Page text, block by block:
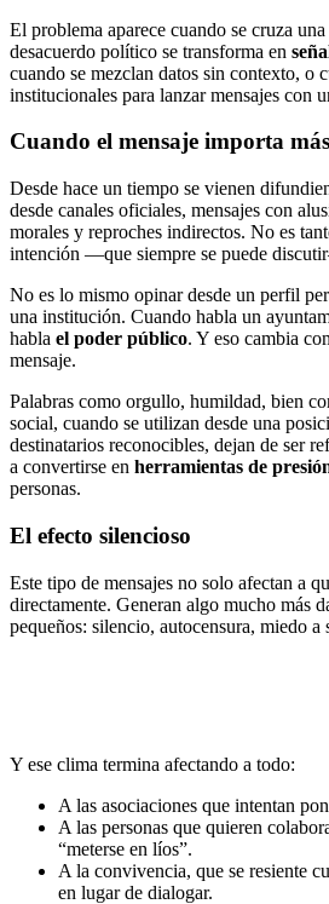
El problema aparece cuando se cruza
desacuerdo político se transforma en
cuando se mezclan datos sin contexto, o
institucionales para lanzar mensajes con
Cuando el mensaje importa
Desde hace un tiempo se vienen
desde canales oficiales, mensajes con
morales y reproches indirectos. No es
intención —que siempre se puede
No es lo mismo opinar desde un perfil
una institución. Cuando habla un
habla el poder público. Y eso cambia
mensaje.
Palabras como orgullo, humildad, bien
social, cuando se utilizan desde una
destinatarios reconocibles, dejan de ser
a convertirse en herramientas de
personas.
El efecto silencioso
Este tipo de mensajes no solo afectan a
directamente. Generan algo mucho más
pequeños: silencio, autocensura, miedo a
Y ese clima termina afectando a todo:
A las asociaciones que intentan
A las personas que quieren
“meterse en líos”.
A la convivencia, que se resiente
en lugar de dialogar.